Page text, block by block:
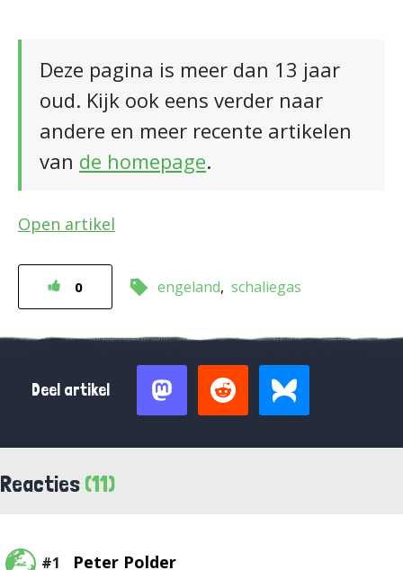
Deze pagina is meer dan 13 jaar
oud. Kijk ook eens verder naar
andere en meer recente artikelen
van de homepage.
Open artikel
0 engeland schaliegas
Deel artikel
Reacties (11)
#1 Peter Polder